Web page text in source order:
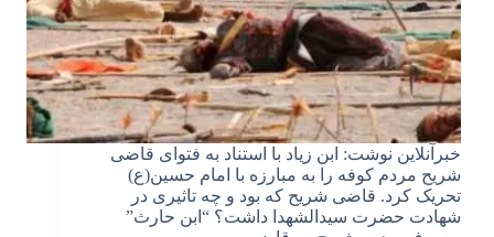
خبرآنلاین نوشت: ابن زیاد با استناد به فتوای قاضی
شریح مردم کوفه را به مبارزه با امام حسین(ع)
تحریک کرد. قاضی شریح که بود و چه تاثیری در
شهادت حضرت سیدالشهدا داشت؟ “ابن حارث”